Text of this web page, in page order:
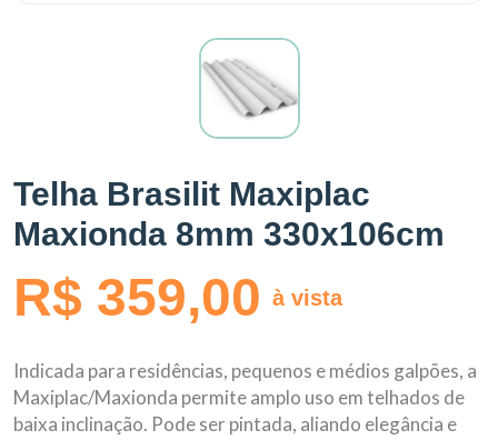
Telha Brasilit Maxiplac
Maxionda 8mm 330x106cm
R$ 359,00 à vista
Indicada para residências, pequenos e médios galpões, a
Maxiplac/Maxionda permite amplo uso em telhados de
baixa inclinação. Pode ser pintada, aliando elegância e